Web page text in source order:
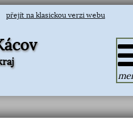
přejít na klasickou verzi webu